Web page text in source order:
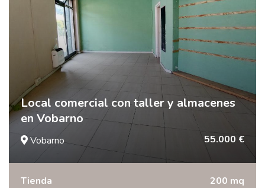
Local comercial con taller y almacenes
en Vobarno
Vobarno 55.000 €
Tienda 200 mq